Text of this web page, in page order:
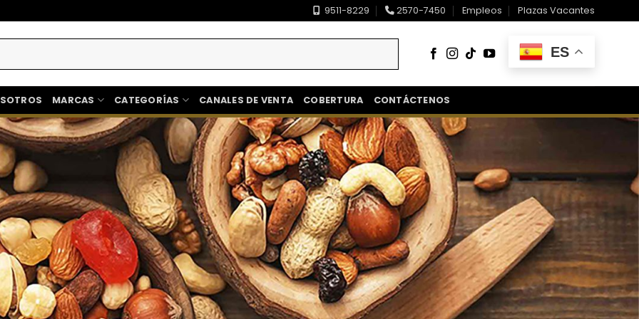
9511-8229 2570-7450 Empleos Plazas Vacantes
ES
MARCAS CATEGORÍAS CANALES DE VENTA COBERTURA CONTÁCTENOS